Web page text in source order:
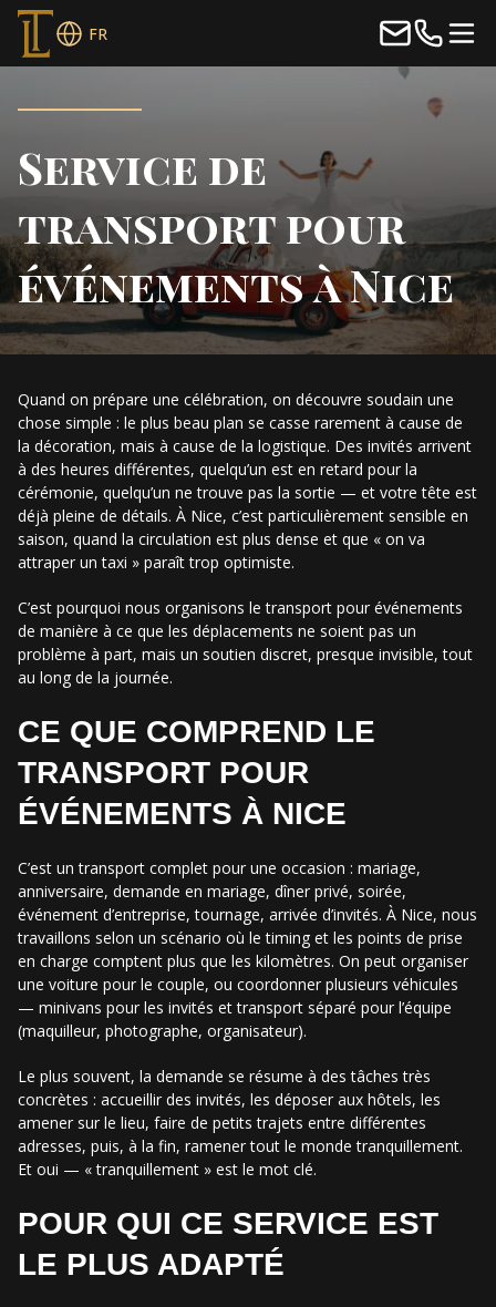
FR
Service de
transport pour
événements à Nice
Quand on prépare une célébration, on découvre soudain une
chose simple : le plus beau plan se casse rarement à cause de
la décoration, mais à cause de la logistique. Des invités arrivent
à des heures différentes, quelqu’un est en retard pour la
cérémonie, quelqu’un ne trouve pas la sortie — et votre tête est
déjà pleine de détails. À Nice, c’est particulièrement sensible en
saison, quand la circulation est plus dense et que « on va
attraper un taxi » paraît trop optimiste.
C’est pourquoi nous organisons le transport pour événements
de manière à ce que les déplacements ne soient pas un
problème à part, mais un soutien discret, presque invisible, tout
au long de la journée.
CE QUE COMPREND LE
TRANSPORT POUR
ÉVÉNEMENTS À NICE
C’est un transport complet pour une occasion : mariage,
anniversaire, demande en mariage, dîner privé, soirée,
événement d’entreprise, tournage, arrivée d’invités. À Nice, nous
travaillons selon un scénario où le timing et les points de prise
en charge comptent plus que les kilomètres. On peut organiser
une voiture pour le couple, ou coordonner plusieurs véhicules
— minivans pour les invités et transport séparé pour l’équipe
(maquilleur, photographe, organisateur).
Le plus souvent, la demande se résume à des tâches très
concrètes : accueillir des invités, les déposer aux hôtels, les
amener sur le lieu, faire de petits trajets entre différentes
adresses, puis, à la fin, ramener tout le monde tranquillement.
Et oui — « tranquillement » est le mot clé.
POUR QUI CE SERVICE EST
LE PLUS ADAPTÉ